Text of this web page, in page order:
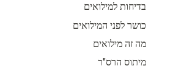
בדיחות למילואים
כושר לפני המילואים
מה זה מילואים
מיתוס הרס"ר